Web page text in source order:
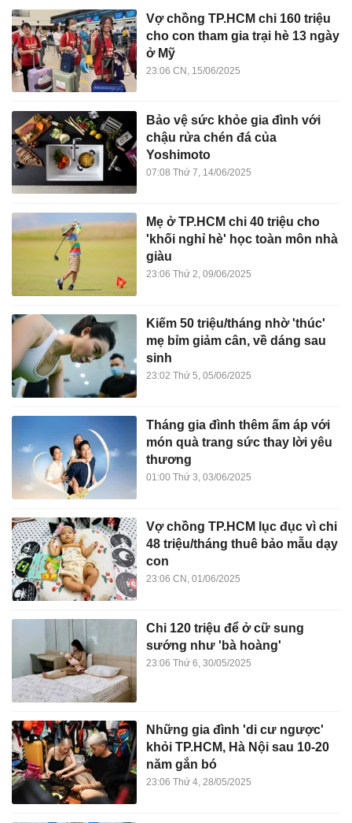
Vợ chồng TP.HCM chi 160 triệu
cho con tham gia trại hè 13 ngày
ở Mỹ
23:06 CN, 15/06/2025
Bảo vệ sức khỏe gia đình với
chậu rửa chén đá của
Yoshimoto
07:08 Thứ 7, 14/06/2025
Mẹ ở TP.HCM chi 40 triệu cho
'khối nghỉ hè' học toàn môn nhà
giàu
23:06 Thứ 2, 09/06/2025
Kiếm 50 triệu/tháng nhờ 'thúc'
mẹ bỉm giảm cân, về dáng sau
sinh
23:02 Thứ 5, 05/06/2025
Tháng gia đình thêm ấm áp với
món quà trang sức thay lời yêu
thương
01:00 Thứ 3, 03/06/2025
Vợ chồng TP.HCM lục đục vì chi
48 triệu/tháng thuê bảo mẫu dạy
con
23:06 CN, 01/06/2025
Chi 120 triệu để ở cữ sung
sướng như 'bà hoàng'
23:06 Thứ 6, 30/05/2025
Những gia đình 'di cư ngược'
khỏi TP.HCM, Hà Nội sau 10-20
năm gắn bó
23:06 Thứ 4, 28/05/2025